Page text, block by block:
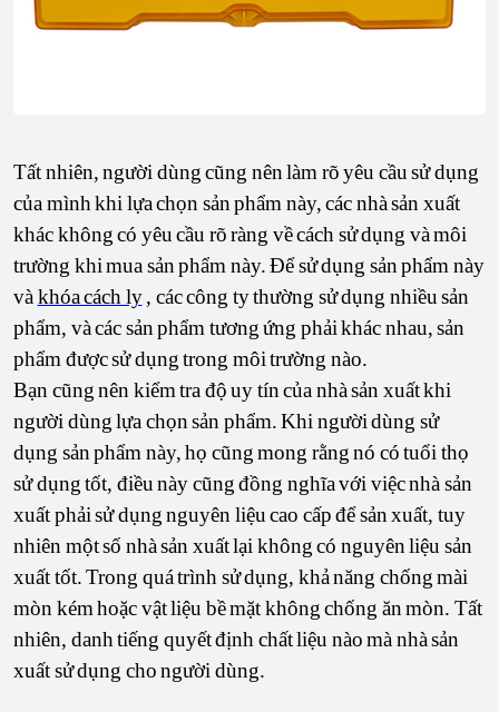
Tất nhiên, người dùng cũng nên làm rõ yêu cầu sử dụng
của mình khi lựa chọn sản phẩm này, các nhà sản xuất
khác không có yêu cầu rõ ràng về cách sử dụng và môi
trường khi mua sản phẩm này. Để sử dụng sản phẩm này
và khóa cách ly, các công ty thường sử dụng nhiều sản
phẩm, và các sản phẩm tương ứng phải khác nhau, sản
phẩm được sử dụng trong môi trường nào.
Bạn cũng nên kiểm tra độ uy tín của nhà sản xuất khi
người dùng lựa chọn sản phẩm. Khi người dùng sử
dụng sản phẩm này, họ cũng mong rằng nó có tuổi thọ
sử dụng tốt, điều này cũng đồng nghĩa với việc nhà sản
xuất phải sử dụng nguyên liệu cao cấp để sản xuất, tuy
nhiên một số nhà sản xuất lại không có nguyên liệu sản
xuất tốt. Trong quá trình sử dụng, khả năng chống mài
mòn kém hoặc vật liệu bề mặt không chống ăn mòn. Tất
nhiên, danh tiếng quyết định chất liệu nào mà nhà sản
xuất sử dụng cho người dùng.